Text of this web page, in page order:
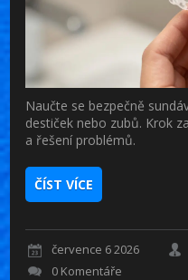
Naučte se bezpečně
destiček nebo zubů. Krok
a řešení problémů.
ČÍST VÍCE
července 6 2026
0 Komentáře